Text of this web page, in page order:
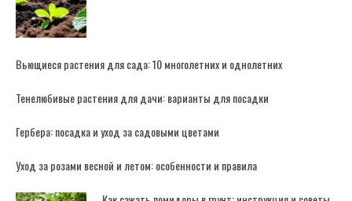
Вьющиеся растения для сада: 10 многолетних и однолетних
Тенелюбивые растения для дачи: варианты для посадки
Гербера: посадка и уход за садовыми цветами
Уход за розами весной и летом: особенности и правила